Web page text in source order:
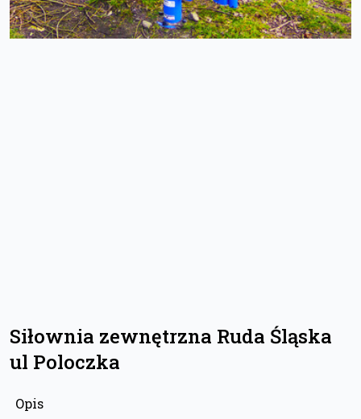
Siłownia zewnętrzna Ruda Śląska
ul Poloczka
Opis